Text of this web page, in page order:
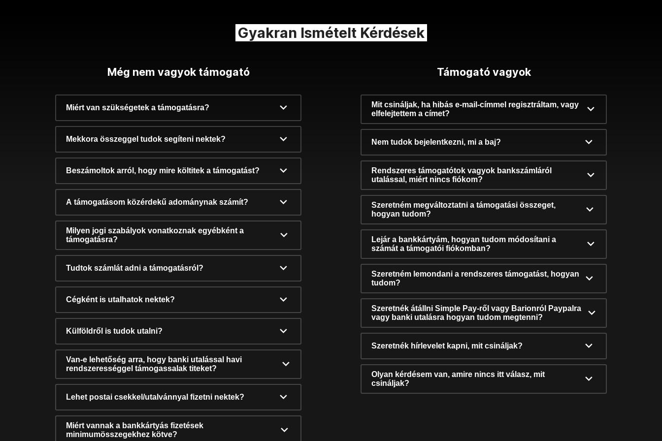
Gyakran Ismételt Kérdések
Még nem vagyok támogató
Miért van szükségetek a támogatásra?
Mekkora összeggel tudok segíteni nektek?
Beszámoltok arról, hogy mire költitek a támogatást?
A támogatásom közérdekű adománynak számít?
Milyen jogi szabályok vonatkoznak egyébként a
támogatásra?
Tudtok számlát adni a támogatásról?
Cégként is utalhatok nektek?
Külföldről is tudok utalni?
Van-e lehetőség arra, hogy banki utalással havi
rendszerességgel támogassalak titeket?
Lehet postai csekkel/utalvánnyal fizetni nektek?
Miért vannak a bankkártyás fizetések
minimumösszegekhez kötve?
Támogató vagyok
Mit csináljak, ha hibás e-mail-címmel regisztráltam, vagy
elfelejtettem a címet?
Nem tudok bejelentkezni, mi a baj?
Rendszeres támogatótok vagyok bankszámláról
utalással, miért nincs fiókom?
Szeretném megváltoztatni a támogatási összeget,
hogyan tudom?
Lejár a bankkártyám, hogyan tudom módosítani a
számát a támogatói fiókomban?
Szeretném lemondani a rendszeres támogatást, hogyan
tudom?
Szeretnék átállni Simple Pay-ről vagy Barionról Paypalra
vagy banki utalásra hogyan tudom megtenni?
Szeretnék hírlevelet kapni, mit csináljak?
Olyan kérdésem van, amire nincs itt válasz, mit
csináljak?